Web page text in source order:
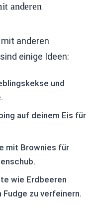
anderen
anderen
einige Ideen:
und
auf deinem Eis für
mit Brownies für
wie Erdbeeren
Fudge zu verfeinern.